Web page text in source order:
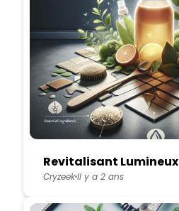
Revitalisant Lumineux
CryzeekIl y a 2 ans